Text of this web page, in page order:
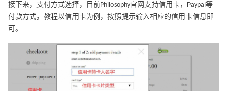
接下来，支付方式选择，目前Philosophy官网支持信用卡，Paypal等
付款方式，教程以信用卡为例，按照提示输入相应的信用卡信息即
可。